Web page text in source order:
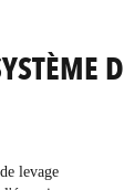
levage